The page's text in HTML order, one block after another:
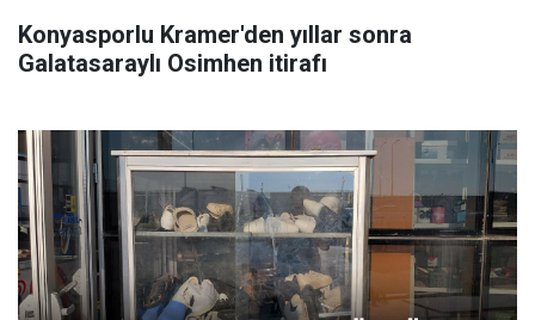
Konyasporlu Kramer'den yıllar sonra
Galatasaraylı Osimhen itirafı